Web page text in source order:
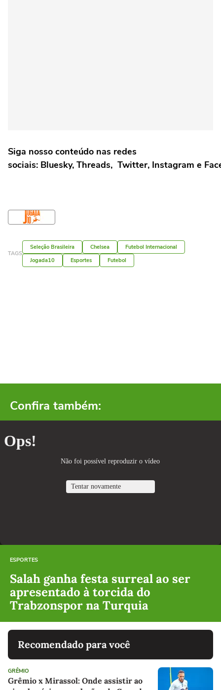
Siga nosso conteúdo nas redes
sociais: Bluesky, Threads, Twitter, Instagram e
TAGS
Seleção Brasileira Chelsea
Futebol Internacional
Jogada10
Esportes Futebol
Confira também:
ESPORTES
Salah ganha festa surreal ao ser
apresentado à torcida do
Trabzonspor na Turquia
Recomendado para você
GRÊMIO
Grêmio x Mirassol: Onde assistir ao